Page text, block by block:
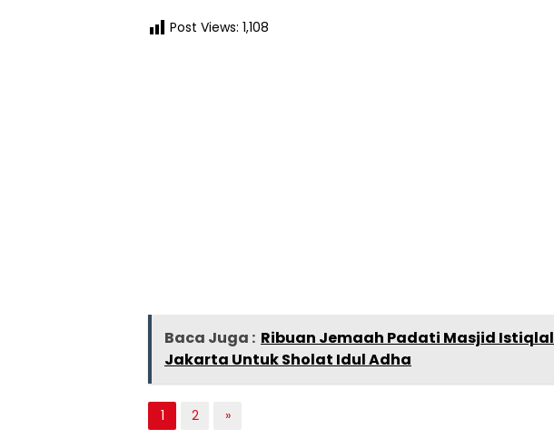
Post Views: 1,108
Baca Juga : Ribuan Jemaah Padati Masjid Istiqlal
Jakarta Untuk Sholat Idul Adha
1 2 »